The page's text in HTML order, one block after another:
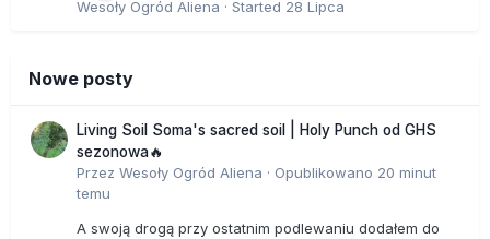
Wesoły Ogród Aliena · Started 28 Lipca
Nowe posty
Living Soil Soma's sacred soil | Holy Punch od GHS
sezonowa🔥
Przez Wesoły Ogród Aliena · Opublikowano 20 minut
temu
A swoją drogą przy ostatnim podlewaniu dodałem do